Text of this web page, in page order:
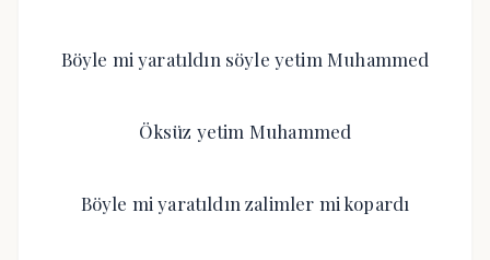
Böyle mi yaratıldın söyle yetim Muhammed
Öksüz yetim Muhammed
Böyle mi yaratıldın zalimler mi kopardı